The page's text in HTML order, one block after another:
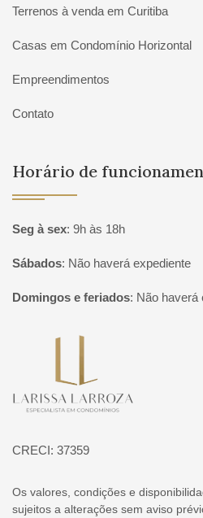
Terrenos à venda em Curitiba
Casas em Condomínio Horizontal
Empreendimentos
Contato
Horário de
Seg à sex: 9h às 18h
Sábados: Não haverá expediente
Domingos e feriados: Não haverá
CRECI: 37359
Os valores, condições e
sujeitos a alterações sem aviso